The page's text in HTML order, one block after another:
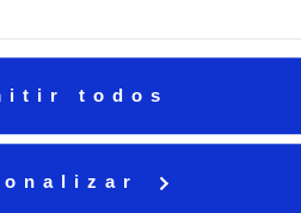
todos